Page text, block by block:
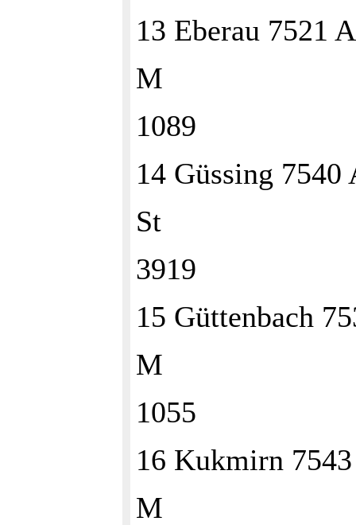
13 Eberau 7521
M
1089
14 Güssing 7540
St
3919
15 Güttenbach
M
1055
16 Kukmirn
M